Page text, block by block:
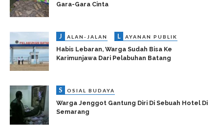
Gara-Gara Cinta
J ALAN-JALAN L AYANAN PUBLIK
Habis Lebaran, Warga Sudah Bisa Ke
Karimunjawa Dari Pelabuhan Batang
S OSIAL BUDAYA
Warga Jenggot Gantung Diri Di Sebuah Hotel Di
Semarang